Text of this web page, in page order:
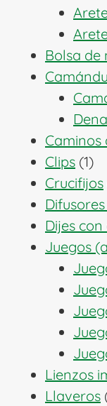
Bolsa de
Caminos
Clips 11
Crucifijos
Dijes
Juegos
Lienzos
Llaveros